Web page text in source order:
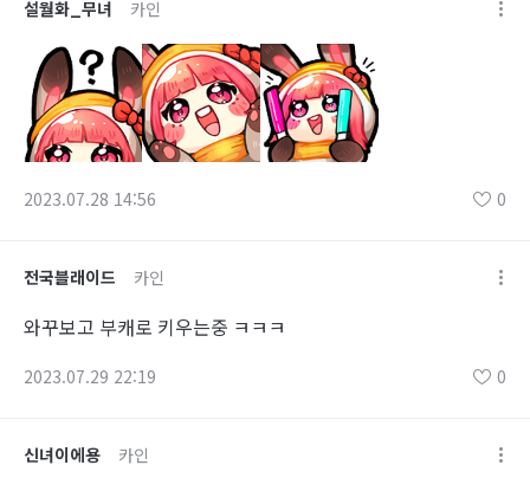
설월화_무녀 카인
2023.07.28 14:56 0
전국블래이드 카인
와꾸보고 부캐로 키우는중 ㅋㅋㅋ
2023.07.29 22:19 0
신녀이에용 카인